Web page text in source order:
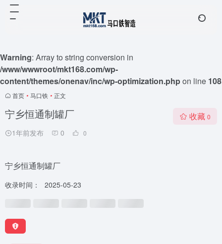
Warning: Array to string conversion in
/www/wwwroot/mkt168.com/wp-
content/themes/onenav/inc/wp-optimization.phpon line 108
首页 • 马口铁 • 正文
宁乡恒通制罐厂
1年前发布 0 0
收藏 0
宁乡恒通制罐厂
收录时间： 2025-05-23